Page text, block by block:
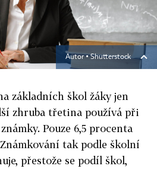
Autor ▪Shutterstock
základních škol žáky jen
zhruba třetina používá při
Pouze 6,5 procenta
tak podle školní
přestože se podíl škol,